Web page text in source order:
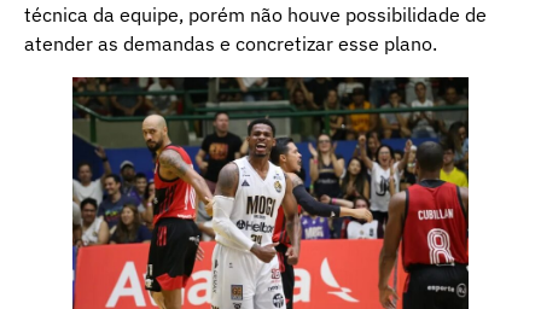
técnica da equipe, porém não houve possibilidade de
atender as demandas e concretizar esse plano.